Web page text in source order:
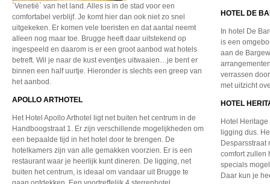
`Venetië` van het land. Alles is in de stad voor een
comfortabel verblijf. Je komt hier dan ook niet zo snel
uitgekeken. Er komen vele toeristen en dat aantal neemt
alleen nog maar toe. Brugge heeft daar uitstekend op
ingespeeld en daarom is er een groot aanbod wat hotels
betreft. Wil je naar de kust eventjes uitwaaien…je bent er
binnen een half uurtje. Hieronder is slechts een greep van
het aanbod.
APOLLO ARTHOTEL
Het Hotel Apollo Arthotel ligt net buiten het centrum in de
Handboogstraat 1. Er zijn verschillende mogelijkheden om
een bepaalde tijd in het hotel door te brengen. De
hotelkamers zijn van alle gemakken voorzien. Er is een
restaurant waar je heerlijk kunt dineren. De ligging, net
buiten het centrum, is ideaal om vandaar uit Brugge te
HOTEL DE
In hotel De
is een
aan de
verrassen
met uitzicht
HOTEL
Hotel
ligging dus.
Desparsstraat
comfort zullen
specials
Daar kun je